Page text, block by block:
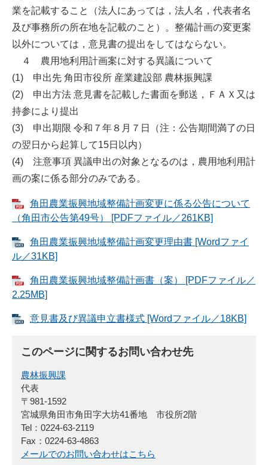
業を記載すること（法人にあっては，法人名，代表者名
及び事務所の所在地を記載のこと）。整備計画の変更案
以外については，意見書の提出をしてはならない。
４ 農用地利用計画案に対する異議について
(1) 申出先 角田市役所 産業建設部 農林振興課
(2) 申出方法 意見書を記載した書面を郵送，ＦＡＸ又は
持参により提出
(3) 申出期限 令和７年８月７日（注：公告期間満了の日
の翌日から起算して15日以内）
(4) 注意事項 異議申出の対象となるのは，農用地利用計
画の案に係る部分のみである。
角田農業振興地域整備計画変更に係る公告について
（角田市公告第49号） [PDFファイル／261KB]
角田農業振興地域整備計画変更理由書 [Wordファイ
ル／31KB]
角田農業振興地域整備計画書（案） [PDFファイル／
2.25MB]
意見書及び異議申立書様式 [Wordファイル／18KB]
このページに関するお問い合わせ先
農林振興課
代表
〒981-1592
宮城県角田市角田字大坊41番地 市役所2階
Tel：0224-63-2119
Fax：0224-63-4863
メールでのお問い合わせはこちら